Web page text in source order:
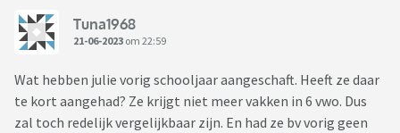
Tuna1968
21-06-2023 om 22:59
Wat hebben julie vorig schooljaar aangeschaft. Heeft ze daar
te kort aangehad? Ze krijgt niet meer vakken in 6 vwo. Dus
zal toch redelijk vergelijkbaar zijn. En had ze bv vorig geen